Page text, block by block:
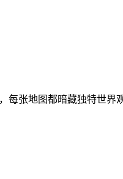
张地图都暗藏独特世界